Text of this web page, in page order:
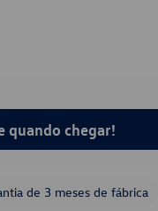
quando chegar!
de 3 meses de fábrica